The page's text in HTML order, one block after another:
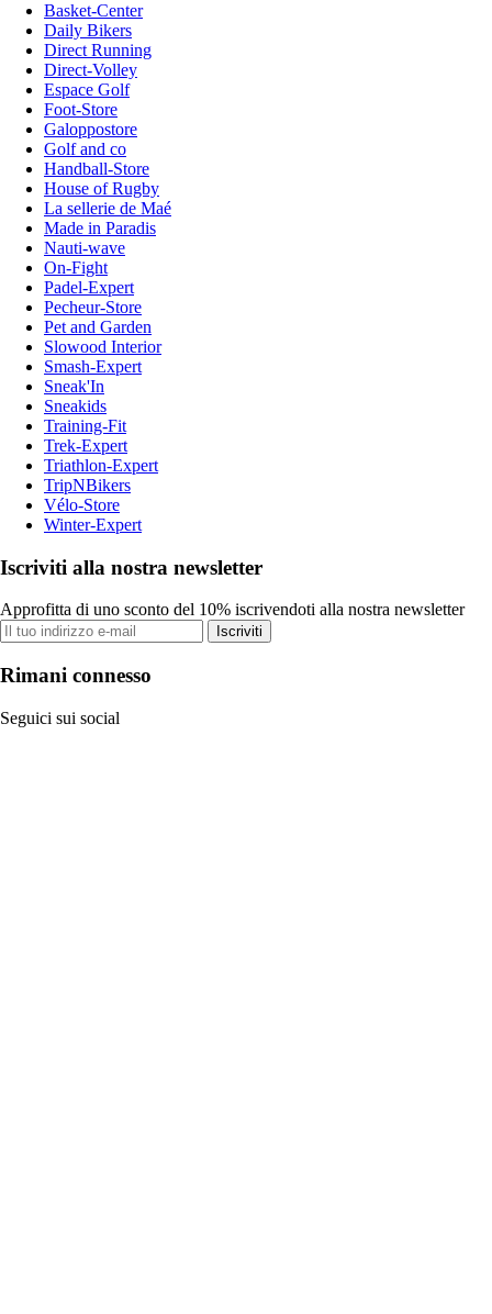
Basket-Center
Daily Bikers
Direct Running
Direct-Volley
Espace Golf
Foot-Store
Galoppostore
Golf and co
Handball-Store
House of Rugby
La sellerie de Maé
Made in Paradis
Nauti-wave
On-Fight
Padel-Expert
Pecheur-Store
Pet and Garden
Slowood Interior
Smash-Expert
Sneak'In
Sneakids
Training-Fit
Trek-Expert
Triathlon-Expert
TripNBikers
Vélo-Store
Winter-Expert
Iscriviti alla nostra newsletter
Approfitta di uno sconto del 10% iscrivendoti alla nostra newsletter
Iscriviti
Rimani connesso
Seguici sui social